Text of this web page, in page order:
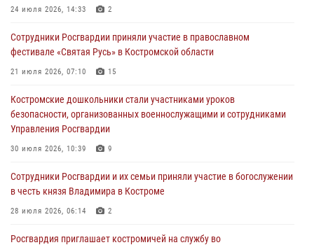
Ивана Кирилловича Яковлева
Состоялась рабочая встреча директора Росгвардии Героя России
генерала армии Виктора Золотова с заместителем полномочного
Кавказском федеральном округе Виталием Кузнецовым
31 июля 2026, 07:08 4
Росгвардейцы знакомят костромичей со службой в ведомстве
24 июля 2026, 14:33 2
Сотрудники Росгвардии приняли участие в православном
фестивале «Святая Русь» в Костромской области
21 июля 2026, 07:10 15
Костромские дошкольники стали участниками уроков
безопасности, организованных военнослужащими и сотрудниками
Управления Росгвардии
30 июля 2026, 10:39 9
Cотрудники Росгвардии и их семьи приняли участие в богослужении
в честь князя Владимира в Костроме
28 июля 2026, 06:14 2
Росгвардия приглашает костромичей на службу во